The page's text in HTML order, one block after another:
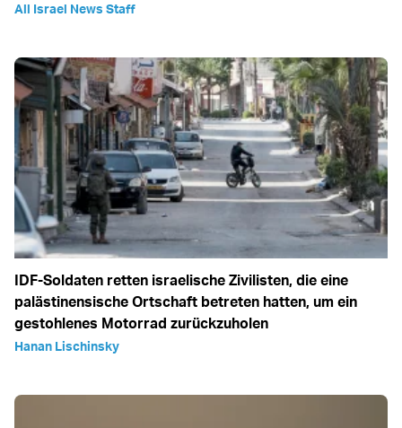
All Israel News Staff
IDF-Soldaten retten israelische Zivilisten, die eine
palästinensische Ortschaft betreten hatten, um ein
gestohlenes Motorrad zurückzuholen
Hanan Lischinsky